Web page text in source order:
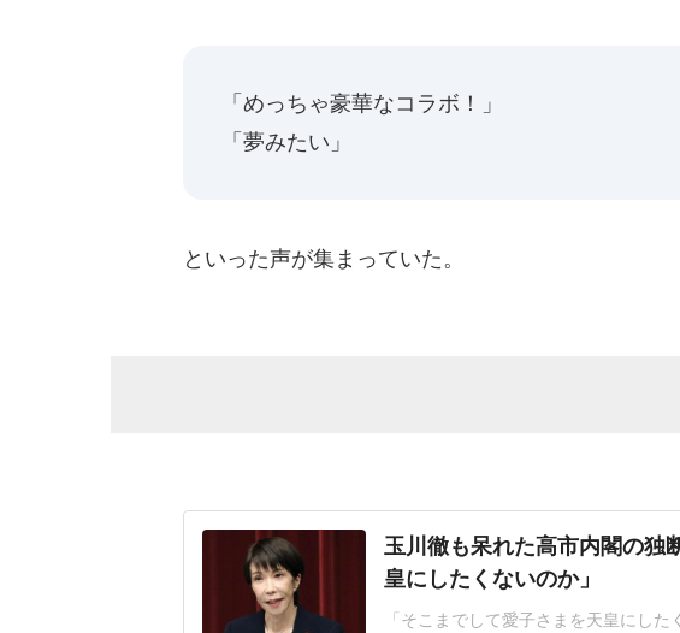
「めっちゃ豪華なコラボ！」
「夢みたい」
といった声が集まっていた。
玉川徹も呆れた高市内閣の独
皇にしたくないのか」
「そこまでして愛子さまを天皇にし